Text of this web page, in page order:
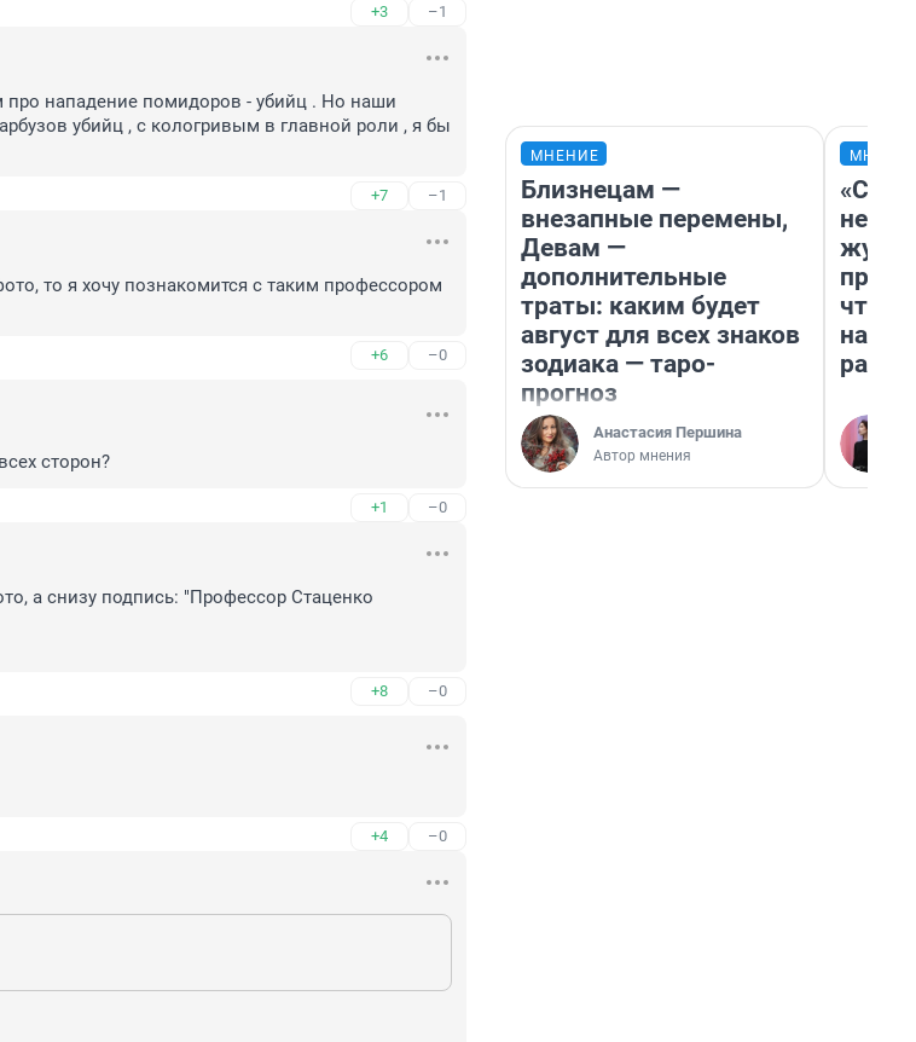
+3 –1
нападение помидоров - убийц . Но наши
убийц , с кологривым в главной роли , я бы
+7 –1
то я хочу познакомится с таким профессором
+6 –0
сторон?
+1 –0
а снизу подпись: "Профессор Стаценко
+8 –0
+4 –0
МНЕНИЕ
Близнецам —
внезапные перемены,
Девам —
дополнительные
траты: каким будет
август для всех знаков
зодиака — таро-
прогноз
Анастасия Першина
Автор мнения
на
ради